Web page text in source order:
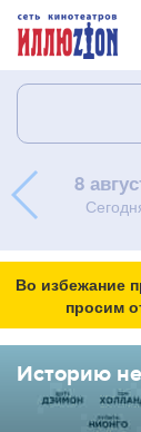
8
Во избежание
просим
Историю